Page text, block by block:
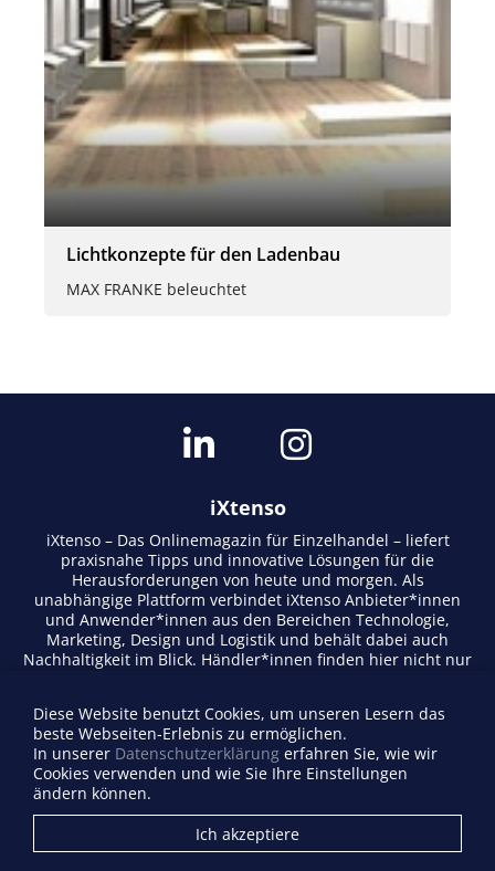
Lichtkonzepte für den Ladenbau
MAX FRANKE beleuchtet
iXtenso
iXtenso – Das Onlinemagazin für Einzelhandel – liefert
praxisnahe Tipps und innovative Lösungen für die
Herausforderungen von heute und morgen. Als
unabhängige Plattform verbindet iXtenso Anbieter*innen
und Anwender*innen aus den Bereichen Technologie,
Marketing, Design und Logistik und behält dabei auch
Nachhaltigkeit im Blick. Händler*innen finden hier nicht nur
lebendigen Schreibstil und relevantem Content fördert das
Magazin den Austausch innerhalb der Retail-Community.
Ob digitale Trends oder praktische Alltagstipps – iXtenso
macht Wissen für den Handel zugänglich.
Firma eintragen
Diese Website benutzt Cookies, um unseren Lesern das
beste Webseiten-Erlebnis zu ermöglichen.
In unserer Datenschutzerklärung erfahren Sie, wie wir
Cookies verwenden und wie Sie Ihre Einstellungen
ändern können.
Ich akzeptiere